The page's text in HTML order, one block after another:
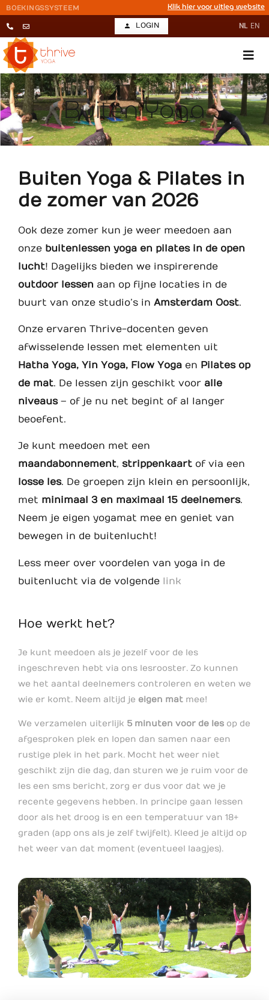
BOEKINGSSYSTEEM Klik hier voor uitleg website
LOGIN NL EN
Buiten Yoga
Buiten Yoga & Pilates in
de zomer van 2026
Ook deze zomer kun je weer meedoen aan
onze buitenlessen yoga en pilates in de open
lucht! Dagelijks bieden we inspirerende
outdoor lessen aan op fijne locaties in de
buurt van onze studio’s in Amsterdam Oost.
Onze ervaren Thrive-docenten geven
afwisselende lessen met elementen uit
Hatha Yoga, Yin Yoga, Flow Yoga en Pilates op
de mat. De lessen zijn geschikt voor alle
niveaus– of je nu net begint of al langer
beoefent.
Je kunt meedoen met een
maandabonnement, strippenkaart of via een
losse les. De groepen zijn klein en persoonlijk,
met minimaal 3 en maximaal 15 deelnemers.
Neem je eigen yogamat mee en geniet van
bewegen in de buitenlucht!
Less meer over voordelen van yoga in de
buitenlucht via de volgende link
Hoe werkt het?
Je kunt meedoen als je jezelf voor de les
ingeschreven hebt via ons lesrooster. Zo kunnen
we het aantal deelnemers controleren en weten we
wie er komt. Neem altijd je eigen mat mee!
We verzamelen uiterlijk 5 minuten voor de les op de
afgesproken plek en lopen dan samen naar een
rustige plek in het park. Mocht het weer niet
geschikt zijn die dag, dan sturen we je ruim voor de
les een sms bericht, zorg er dus voor dat we je
recente gegevens hebben. In principe gaan lessen
door als het droog is en een temperatuur van 18+
graden (app ons als je zelf twijfelt). Kleed je altijd op
het weer van dat moment (eventueel laagjes).